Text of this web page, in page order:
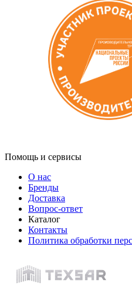
Помощь и сервисы
О нас
Бренды
Доставка
Вопрос-ответ
Каталог
Контакты
Политика обработки